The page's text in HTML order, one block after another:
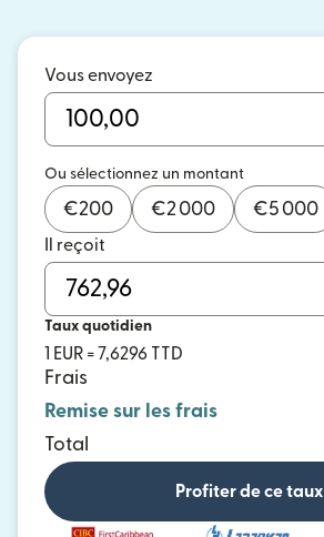
Vous envoyez
Ou sélectionnez un montant
€200 €2 000 €5 000
Il reçoit
Taux quotidien
1 EUR = 7,6296 TTD
Frais
Remise sur les frais
Total
Profiter de ce taux